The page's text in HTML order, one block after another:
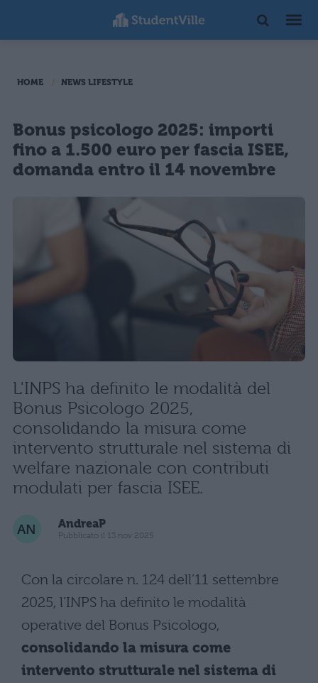
HOME NEWS LIFESTYLE
Bonus psicologo 2025: importi
fino a 1.500 euro per fascia ISEE,
domanda entro il 14 novembre
L'INPS ha definito le modalità del
Bonus Psicologo 2025,
consolidando la misura come
intervento strutturale nel sistema di
welfare nazionale con contributi
modulati per fascia ISEE.
AndreaP
Pubblicato il 13 nov 2025
Con la circolare n. 124 dell’11 settembre
2025, l’INPS ha definito le modalità
operative del Bonus Psicologo,
consolidando la misura come
intervento strutturale nel sistema di